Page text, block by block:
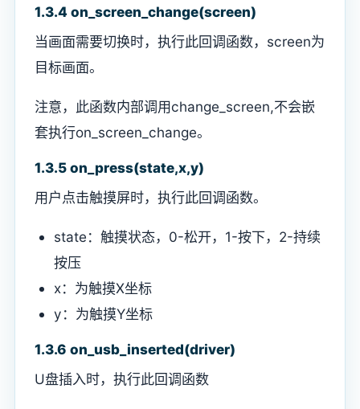
1.3.4 on_screen_change(screen)
当画面需要切换时，执行此回调函数，screen为
目标画面。
注意，此函数内部调用change_screen,不会嵌
套执行on_screen_change。
1.3.5 on_press(state,x,y)
用户点击触摸屏时，执行此回调函数。
state：触摸状态，0-松开，1-按下，2-持续
按压
x：为触摸X坐标
y：为触摸Y坐标
1.3.6 on_usb_inserted(driver)
U盘插入时，执行此回调函数